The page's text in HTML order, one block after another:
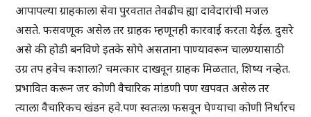
आपापल्या ग्राहकाला सेवा पुरवतात तेवढीच ह्या दावेदारांची मजल
असते. फसवणूक असेल तर ग्राहक म्हणूनही कारवाई करता येईल. दुसरे
असे की होडी बनविणे इतके सोपे असताना पाण्यावरून चालण्यासाठी
उग्र तप हवेच कशाला? चमत्कार दाखवून ग्राहक मिळतात, शिष्य नव्हेत.
प्रभावित करून जर कोणी वैचारिक मांडणी पण खपवत असेल तर
त्याला वैचारिकच खंडन हवे.पण स्वतःला फसवून घेण्याचा कोणी निर्धारच